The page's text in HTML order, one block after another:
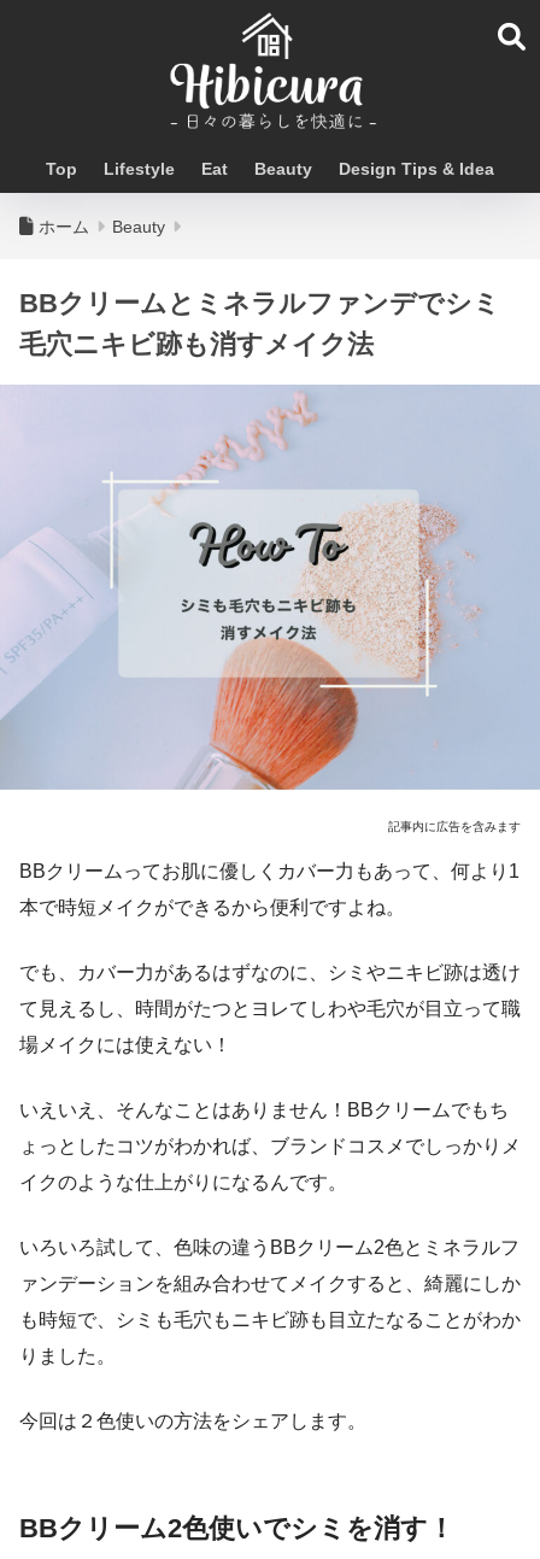
Top Lifestyle Eat Beauty Design Tips & Idea
ホーム Beauty
BBクリームとミネラルファンデでシミ
毛穴ニキビ跡も消すメイク法
記事内に広告を含みます
BBクリームってお肌に優しくカバー力もあって、何より1
本で時短メイクができるから便利ですよね。
でも、カバー力があるはずなのに、シミやニキビ跡は透け
て見えるし、時間がたつとヨレてしわや毛穴が目立って職
場メイクには使えない！
いえいえ、そんなことはありません！BBクリームでもち
ょっとしたコツがわかれば、ブランドコスメでしっかりメ
イクのような仕上がりになるんです。
いろいろ試して、色味の違うBBクリーム2色とミネラルフ
ァンデーションを組み合わせてメイクすると、綺麗にしか
も時短で、シミも毛穴もニキビ跡も目立たなることがわか
りました。
今回は２色使いの方法をシェアします。
BBクリーム2色使いでシミを消す！